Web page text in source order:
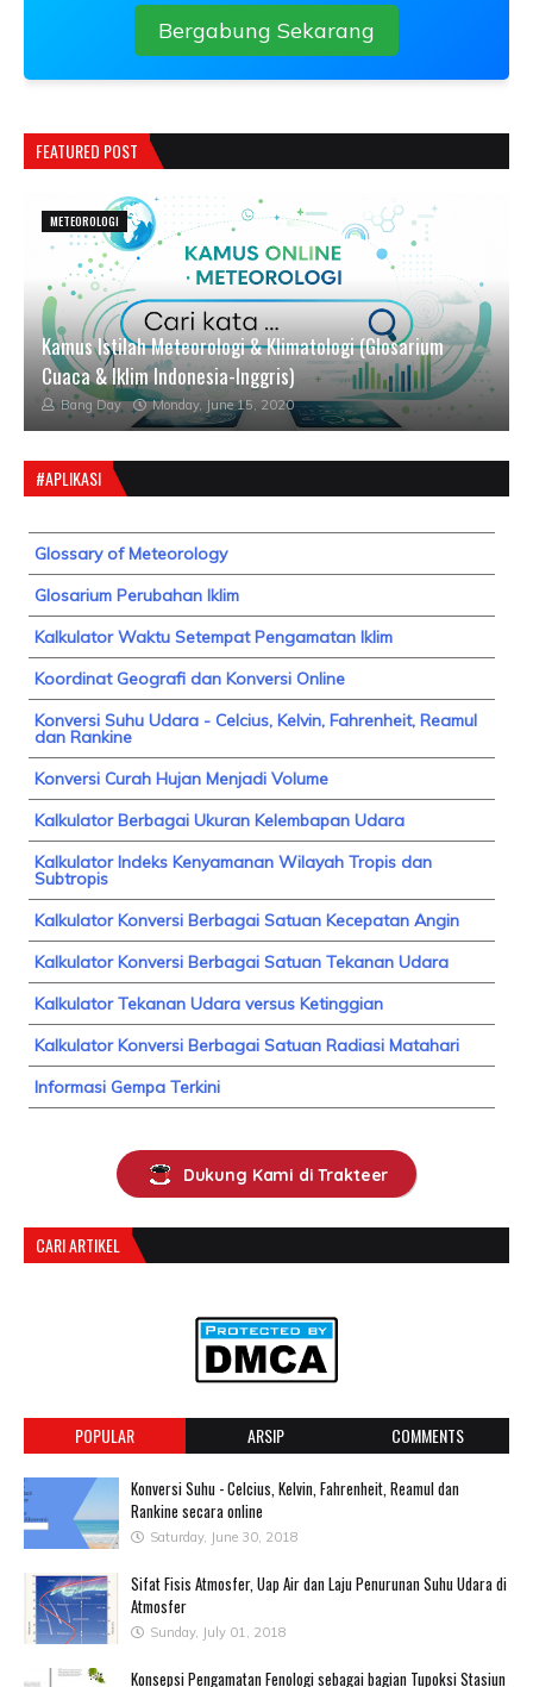
Bergabung Sekarang
FEATURED POST
METEOROLOGI
Kamus Istilah Meteorologi & Klimatologi (Glosarium
Cuaca & Iklim Indonesia-Inggris)
Bang Day Monday, June 15, 2020
#APLIKASI
Glossary of Meteorology
Glosarium Perubahan Iklim
Kalkulator Waktu Setempat Pengamatan Iklim
Koordinat Geografi dan Konversi Online
Konversi Suhu Udara - Celcius, Kelvin, Fahrenheit, Reamul
dan Rankine
Konversi Curah Hujan Menjadi Volume
Kalkulator Berbagai Ukuran Kelembapan Udara
Kalkulator Indeks Kenyamanan Wilayah Tropis dan
Subtropis
Kalkulator Konversi Berbagai Satuan Kecepatan Angin
Kalkulator Konversi Berbagai Satuan Tekanan Udara
Kalkulator Tekanan Udara versus Ketinggian
Kalkulator Konversi Berbagai Satuan Radiasi Matahari
Informasi Gempa Terkini
Dukung Kami di Trakteer
CARI ARTIKEL
POPULAR ARSIP COMMENTS
Konversi Suhu - Celcius, Kelvin, Fahrenheit, Reamul dan
Rankine secara online
Saturday, June 30, 2018
Sifat Fisis Atmosfer, Uap Air dan Laju Penurunan Suhu Udara di
Atmosfer
Sunday, July 01, 2018
Konsepsi Pengamatan Fenologi sebagai bagian Tupoksi Stasiun